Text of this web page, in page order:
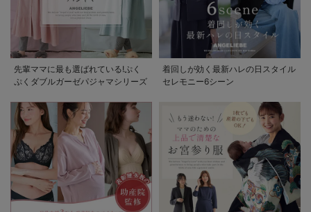
先輩ママに最も選ばれている!ぷく
ぷくダブルガーゼパジャマシリーズ
着回しが効く最新ハレの日スタイル
セレモニー6シーン